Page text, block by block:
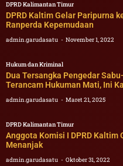
DPRD Kalimantan Timur
DPRD Kaltim Gelar Paripurna
Ranperda Kepemudaan
admin.garudasatu November 1, 2022
Hukum dan Kriminal
Dua Tersangka Pengedar
Terancam Hukuman Mati, Ini
admin.garudasatu Maret 21, 2025
DPRD Kalimantan Timur
Anggota Komisi I DPRD
Menanjak
admin.garudasatu Oktober 31, 2022